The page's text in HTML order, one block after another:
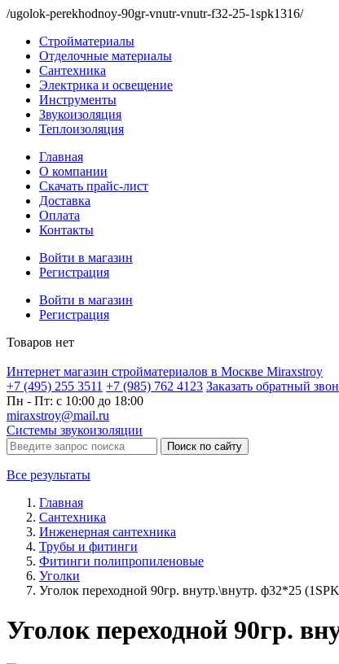
/ugolok-perekhodnoy-90gr-vnutr-vnutr-f32-25-1spk1316/
Стройматериалы
Отделочные материалы
Сантехника
Электрика и освещение
Инструменты
Звукоизоляция
Теплоизоляция
Главная
О компании
Скачать прайс-лист
Доставка
Оплата
Контакты
Войти в магазин
Регистрация
Войти в магазин
Регистрация
Товаров нет
Интернет магазин стройматериалов в Москве Miraxstroy
+7 (495) 255 3511 +7 (985) 762 4123 Заказать обратный
Пн - Пт: с 10:00 до 18:00
miraxstroy@mail.ru
Системы звукоизоляции
Поиск по сайту
Все результаты
Главная
Сантехника
Инженерная сантехника
Трубы и фитинги
Фитинги полипропиленовые
Уголки
Уголок переходной 90гр. внутр.\внутр. ф32*25
Уголок переходной 90гр.